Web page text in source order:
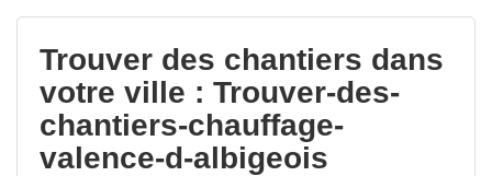
votes
Trouver des chantiers dans
votre ville : Trouver-des-
chantiers-chauffage-
valence-d-albigeois